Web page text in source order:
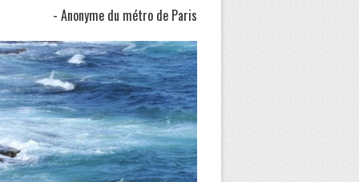
- Anonyme du métro de Paris